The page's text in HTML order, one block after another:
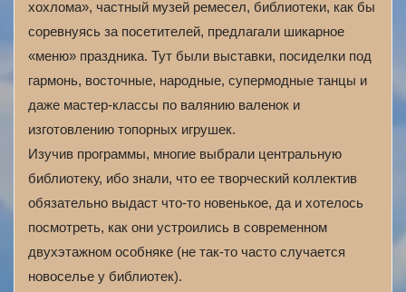
хохлома», частный музей ремесел, библиотеки, как бы
соревнуясь за посетителей, предлагали шикарное
«меню» праздника. Тут были выставки, посиделки под
гармонь, восточные, народные, супермодные танцы и
даже мастер-классы по валянию валенок и
изготовлению топорных игрушек.
Изучив программы, многие выбрали центральную
библиотеку, ибо знали, что ее творческий коллектив
обязательно выдаст что-то новенькое, да и хотелось
посмотреть, как они устроились в современном
двухэтажном особняке (не так-то часто случается
новоселье у библиотек).